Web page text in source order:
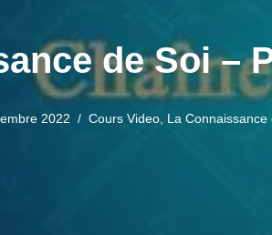
de Soi –
2022 Cours Video La Connaissance